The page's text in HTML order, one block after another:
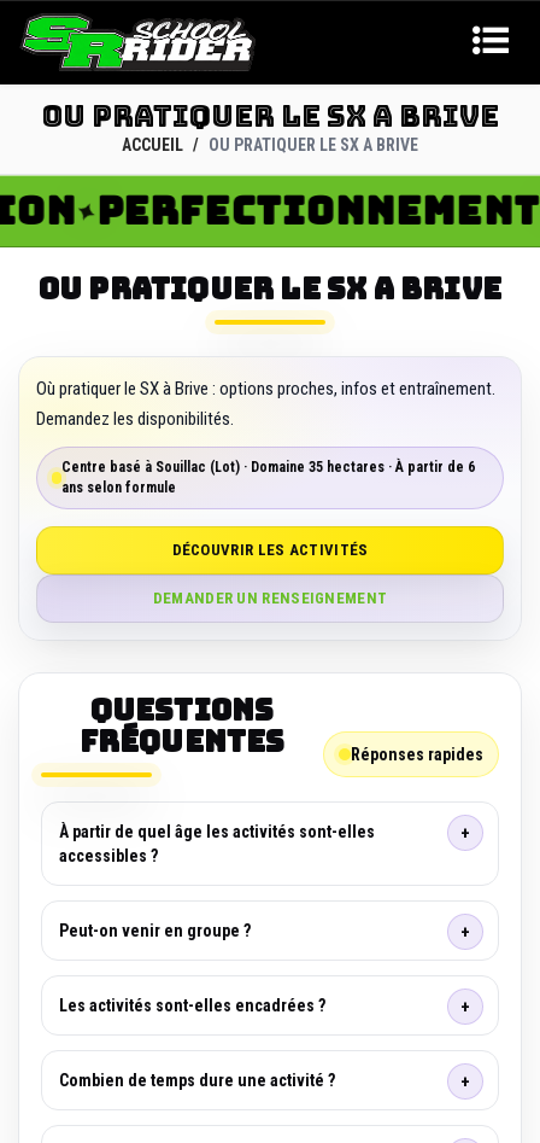
OU PRATIQUER LE SX A BRIVE
ACCUEIL OU PRATIQUER LE SX A BRIVE
✦PERFECTIONNEMENT✦
OU PRATIQUER LE SX A BRIVE
Où pratiquer le SX à Brive : options proches, infos et entraînement.
Demandez les disponibilités.
Centre basé à Souillac (Lot) · Domaine 35 hectares · À partir de 6
ans selon formule
DÉCOUVRIR LES ACTIVITÉS
DEMANDER UN RENSEIGNEMENT
Questions
fréquentes
Réponses rapides
À partir de quel âge les activités sont-elles
accessibles ?
Peut-on venir en groupe ?
Les activités sont-elles encadrées ?
Combien de temps dure une activité ?